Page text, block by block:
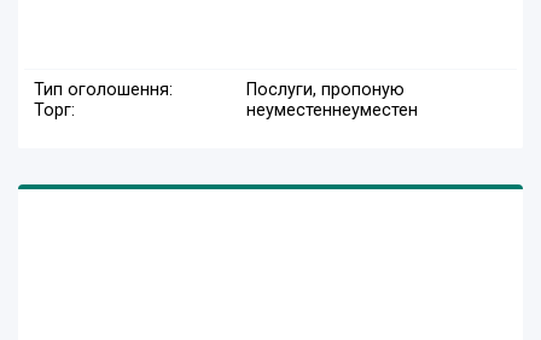
Тип оголошення:
Послуги, пропоную
Торг:
неуместеннеуместен